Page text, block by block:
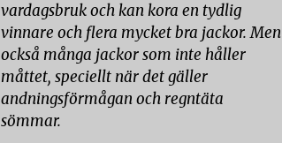
vardagsbruk och kan kora en tydlig
vinnare och flera mycket bra jackor. Men
också många jackor som inte håller
måttet, speciellt när det gäller
andningsförmågan och regntäta
sömmar.